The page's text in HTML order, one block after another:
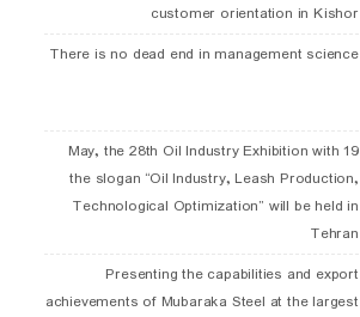
customer orientation in Kishor
There is no dead end in management science
19 May, the 28th Oil Industry Exhibition with
the slogan “Oil Industry, Leash Production,
Technological Optimization” will be held in
Tehran
Presenting the capabilities and export
achievements of Mubaraka Steel at the largest